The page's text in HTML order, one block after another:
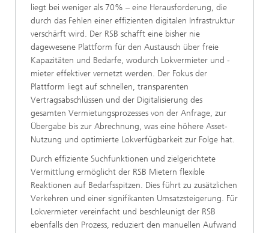
liegt bei weniger als 70% – eine Herausforderung, die
durch das Fehlen einer effizienten digitalen Infrastruktur
verschärft wird. Der RSB schafft eine bisher nie
dagewesene Plattform für den Austausch über freie
Kapazitäten und Bedarfe, wodurch Lokvermieter und -
mieter effektiver vernetzt werden. Der Fokus der
Plattform liegt auf schnellen, transparenten
Vertragsabschlüssen und der Digitalisierung des
gesamten Vermietungsprozesses von der Anfrage, zur
Übergabe bis zur Abrechnung, was eine höhere Asset-
Nutzung und optimierte Lokverfügbarkeit zur Folge hat.
Durch effiziente Suchfunktionen und zielgerichtete
Vermittlung ermöglicht der RSB Mietern flexible
Reaktionen auf Bedarfsspitzen. Dies führt zu zusätzlichen
Verkehren und einer signifikanten Umsatzsteigerung. Für
Lokvermieter vereinfacht und beschleunigt der RSB
ebenfalls den Prozess, reduziert den manuellen Aufwand